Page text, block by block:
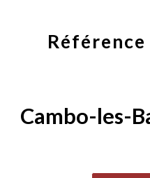
Cambo-les-